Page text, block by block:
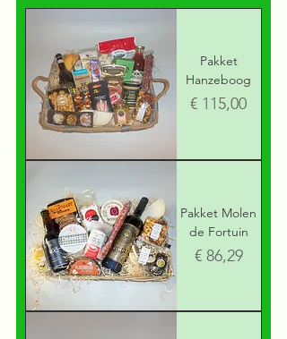
Pakket
Hanzeboog
Prijs
€ 115,00
Pakket Molen
de Fortuin
Prijs
€ 86,29